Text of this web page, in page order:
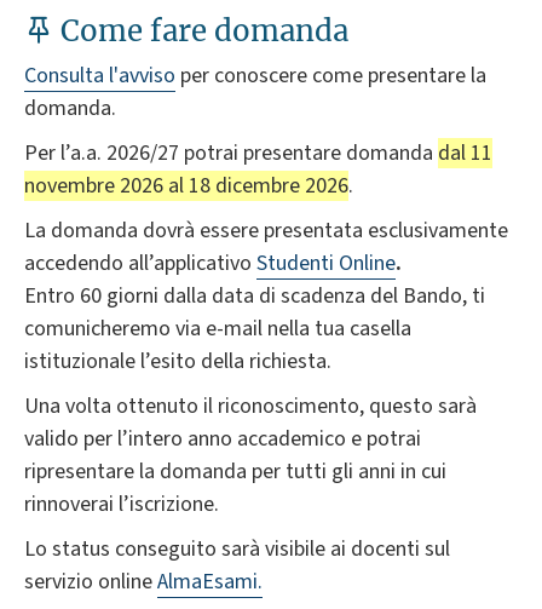
Come fare domanda
Consulta l'avviso per conoscere come presentare la
domanda.
Per l’a.a. 2026/27 potrai presentare domanda dal 11
novembre 2026 al 18 dicembre 2026.
La domanda dovrà essere presentata esclusivamente
accedendo all’applicativo Studenti Online.
Entro 60 giorni dalla data di scadenza del Bando, ti
comunicheremo via e-mail nella tua casella
istituzionale l’esito della richiesta.
Una volta ottenuto il riconoscimento, questo sarà
valido per l’intero anno accademico e potrai
ripresentare la domanda per tutti gli anni in cui
rinnoverai l’iscrizione.
Lo status conseguito sarà visibile ai docenti sul
servizio onlineAlmaEsami.